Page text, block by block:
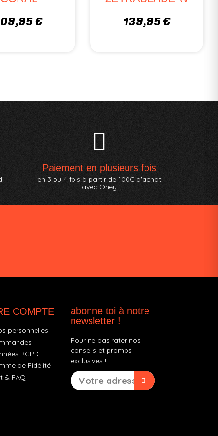
349,90 €
Paiement en plusieurs fois
en 3 ou 4 fois à partir de 100€ d'achat
avec Oney
COMPTE
personnelles
RGPD
de Fidélité
& FAQ
abonne toi à notre
newsletter !
Pour ne pas rater nos
conseils et promos
exclusives !